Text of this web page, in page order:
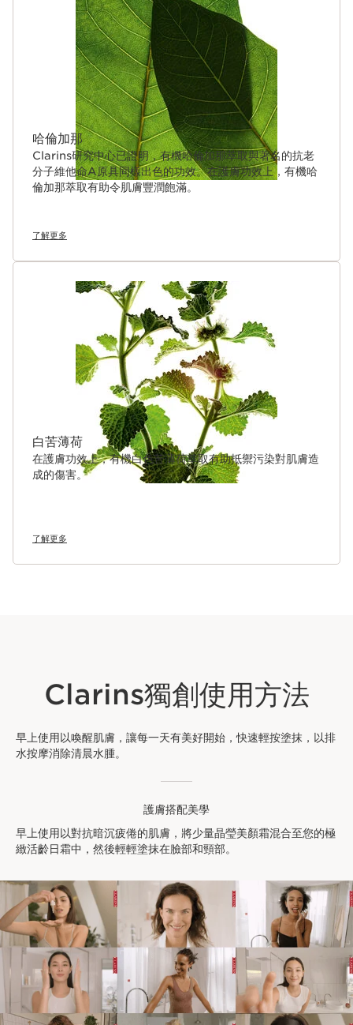
哈倫加那
Clarins研究中心已證明，有機哈倫加那萃取與著名的抗老
分子維他命A原具同樣出色的功效。在護膚功效上，有機哈
倫加那萃取有助令肌膚豐潤飽滿。
了解更多
白苦薄荷
在護膚功效上，有機白色苦薄荷萃取有助抵禦污染對肌膚造
成的傷害。
了解更多
Clarins獨創使用方法
早上使用以喚醒肌膚，讓每一天有美好開始，快速輕按塗抹，以排
水按摩消除清晨水腫。
護膚搭配美學
早上使用以對抗暗沉疲倦的肌膚，將少量晶瑩美顏霜混合至您的極
緻活齡日霜中，然後輕輕塗抹在臉部和頸部。